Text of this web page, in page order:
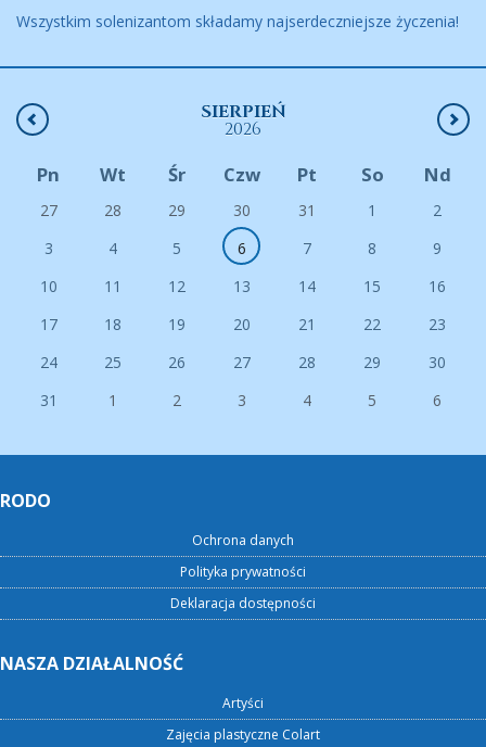
Wszystkim solenizantom składamy najserdeczniejsze życzenia!
SIERPIEŃ
2026
Pn Wt Śr Czw Pt So Nd
27 28 29 30 31 1
2
3
4 5 6 7 8
9
10
11 12 13 14 15
16
17
18 19 20 21 22
23
24
25 26 27 28 29
30
31
1 2 3 4 5 6
RODO
Ochrona danych
Polityka prywatności
Deklaracja dostępności
NASZA DZIAŁALNOŚĆ
Artyści
Zajęcia plastyczne Colart